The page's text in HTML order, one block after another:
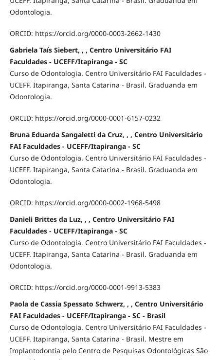
Odontologia.
ORCID: https://orcid.org/0000-0003-2662-1430
Gabriela Taís Siebert, , , Centro Universitário FAI
Faculdades - UCEFF/Itapiranga - SC
Curso de Odontologia. Centro Universitário FAI Faculdades -
UCEFF. Itapiranga, Santa Catarina - Brasil. Graduanda em
Odontologia.
ORCID: https://orcid.org/0000-0001-6157-0232
Bruna Eduarda Sangaletti da Cruz, , , Centro Universitário
FAI Faculdades - UCEFF/Itapiranga - SC
Curso de Odontologia. Centro Universitário FAI Faculdades -
UCEFF. Itapiranga, Santa Catarina - Brasil. Graduanda em
Odontologia.
ORCID: https://orcid.org/0000-0002-1968-5498
Danieli Brittes da Luz, , , Centro Universitário FAI
Faculdades - UCEFF/Itapiranga - SC
Curso de Odontologia. Centro Universitário FAI Faculdades -
UCEFF. Itapiranga, Santa Catarina - Brasil. Graduanda em
Odontologia.
ORCID: https://orcid.org/0000-0001-9913-5383
Paola de Cassia Spessato Schwerz, , , Centro Universitário
FAI Faculdades - UCEFF/Itapiranga - SC - Brasil
Curso de Odontologia. Centro Universitário FAI Faculdades -
UCEFF. Itapiranga, Santa Catarina - Brasil. Mestre em
Implantodontia pelo Centro de Pesquisas Odontológicas São